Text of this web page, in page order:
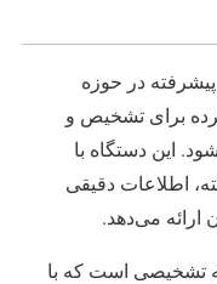
پیشرفته در حوزه
برای تشخیص و
این دستگاه با
اطلاعات دقیقی
ارائه می‌دهد.
تشخیصی است که با